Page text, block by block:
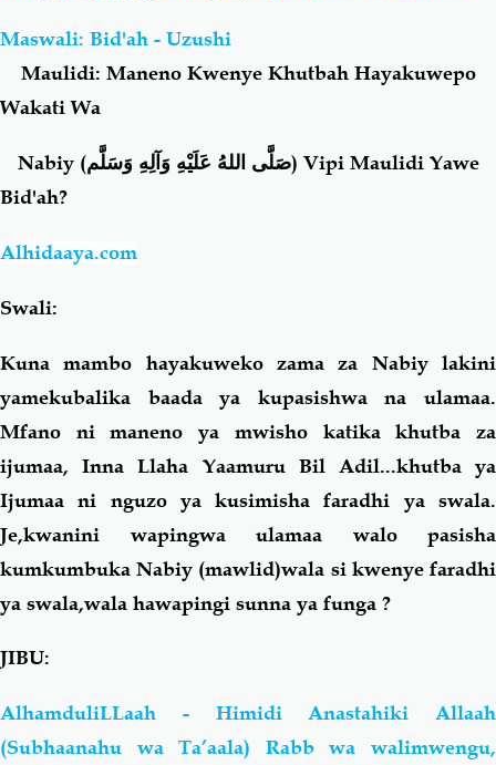
Shirki & Kufru
Salaf Wa Ummah
Fiqh-Ibaadah Duaa-Adhkaar
Fataawa Za Ulamaa
Akhlaaq-Aadaab
Familia-Jamii Maswali-Majibu
Chemsha Bongo Vitabu
Mapishi
Maswali: Bid'ah - Uzushi
Maulidi: Maneno Kwenye Khutbah Hayakuwepo
Wakati Wa
Nabiy (صَلَّى اللهُ عَلَيْهِ وَآلِهِ وَسَلَّم) Vipi MaulidiYawe
Bid'ah?
Alhidaaya.com
Swali:
Kuna mambo hayakuweko zama za Nabiy lakini
yamekubalika baada ya kupasishwa na ulamaa.
Mfano ni maneno ya mwisho katika khutba za
ijumaa, Inna Llaha Yaamuru Bil Adil...khutba ya
Ijumaa ni nguzo ya kusimisha faradhi ya swala.
Je,kwanini wapingwa ulamaa walo pasisha
kumkumbuka Nabiy (mawlid)wala si kwenye faradhi
ya swala,wala hawapingi sunna ya funga ?
JIBU:
AlhamduliLLaah - Himidi Anastahiki Allaah
(Subhaanahu wa Ta’aala) Rabb wa walimwengu,